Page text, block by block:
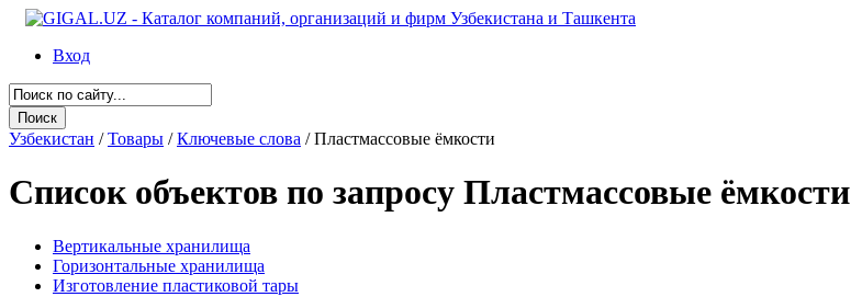
Вход
Узбекистан / Товары / Ключевые слова /Пластмассовые ёмкости
Список объектов по запросу Пластмассовые ёмкости
Вертикальные хранилища
Горизонтальные хранилища
Изготовление пластиковой тары